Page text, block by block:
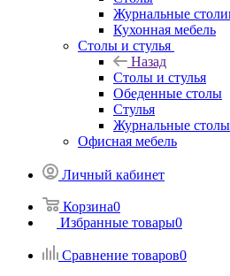
Журнальные
Кухонная мебель
Столы и стулья
Назад
Столы и стулья
Обеденные столы
Стулья
Журнальные столы
Офисная мебель
Личный кабинет
Корзина0
Избранные товары0
Сравнение товаров0